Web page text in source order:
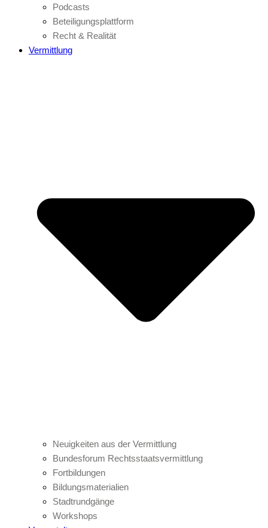
Podcasts
Beteiligungsplattform
Recht & Realität
Vermittlung
Neuigkeiten aus der Vermittlung
Bundesforum Rechtsstaatsvermittlung
Fortbildungen
Bildungsmaterialien
Stadtrundgänge
Workshops